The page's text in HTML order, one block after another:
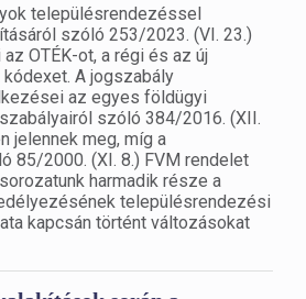
településrendezéssel
szóló 253/2023. (VI. 23.)
OTÉK-ot, a régi és az új
A jogszabály
az egyes földügyi
szóló 384/2016. (XII.
jelennek meg, míg a
85/2000. (XI. 8.) FVM rendelet
harmadik része a
településrendezési
kapcsán történt változásokat